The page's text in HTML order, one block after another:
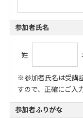
参加者氏名
姓
※参加者氏名は受講
すので、正確にご入
参加者ふりがな